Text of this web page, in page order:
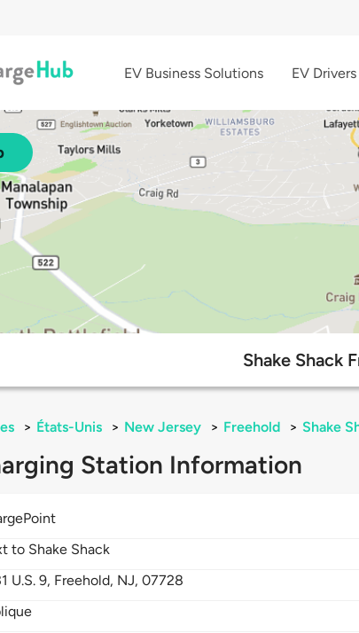
EV Business Solutions EV Drivers
Shake Shack
> États-Unis > New Jersey > Freehold > Shake
Station Information
to Shake Shack
U.S. 9, Freehold, NJ,07728